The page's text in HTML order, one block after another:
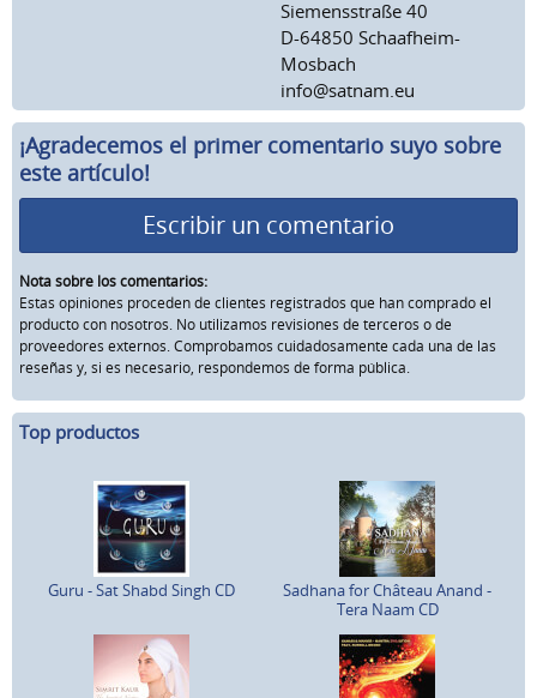
Siemensstraße 40
D-64850 Schaafheim-
Mosbach
info@satnam.eu
¡Agradecemos el primer comentario suyo sobre
este artículo!
Escribir un comentario
Nota sobre los comentarios:
Estas opiniones proceden de clientes registrados que han comprado el
producto con nosotros. No utilizamos revisiones de terceros o de
proveedores externos. Comprobamos cuidadosamente cada una de las
reseñas y, si es necesario, respondemos de forma pública.
Top productos
Guru - Sat Shabd Singh CD
Sadhana for Château Anand -
Tera Naam CD